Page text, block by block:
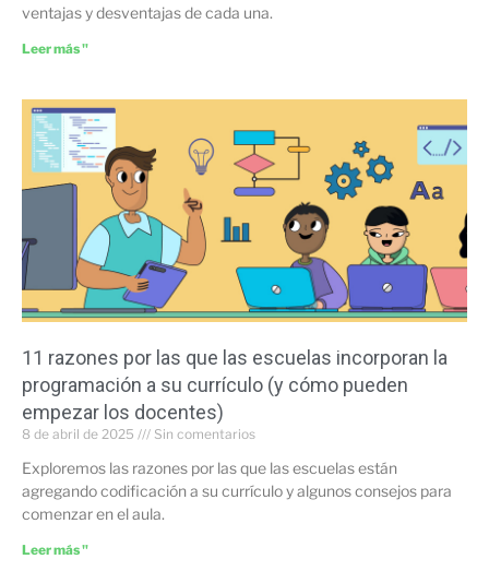
ventajas y desventajas de cada una.
Leer más "
11 razones por las que las escuelas incorporan la
programación a su currículo (y cómo pueden
empezar los docentes)
8 de abril de 2025 Sin comentarios
Exploremos las razones por las que las escuelas están
agregando codificación a su currículo y algunos consejos para
comenzar en el aula.
Leer más "